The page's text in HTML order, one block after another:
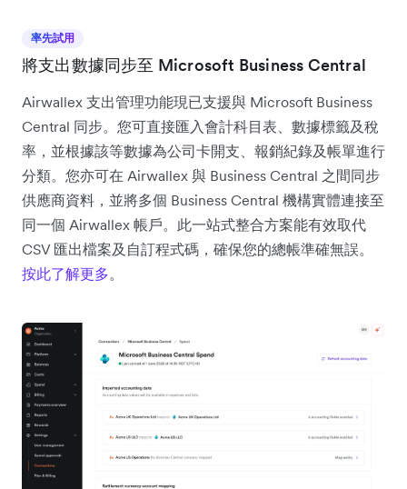
率先試用
將支出數據同步至 Microsoft Business Central
Airwallex 支出管理功能現已支援與 Microsoft Business
Central 同步。您可直接匯入會計科目表、數據標籤及稅
率，並根據該等數據為公司卡開支、報銷紀錄及帳單進行
分類。您亦可在 Airwallex 與 Business Central 之間同步
供應商資料，並將多個 Business Central 機構實體連接至
同一個 Airwallex 帳戶。此一站式整合方案能有效取代
CSV 匯出檔案及自訂程式碼，確保您的總帳準確無誤。
按此了解更多。